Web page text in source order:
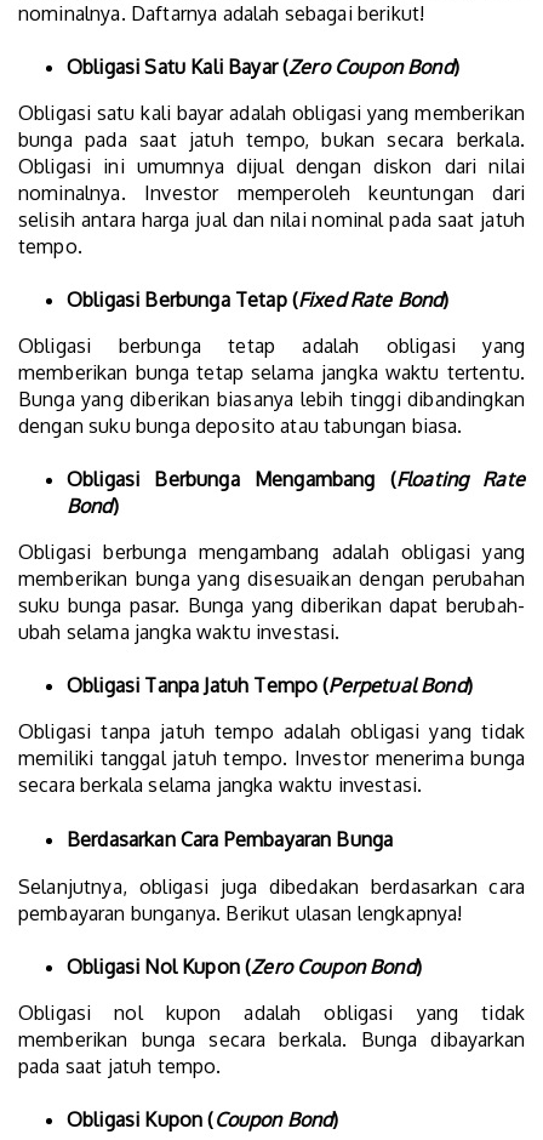
nominalnya. Daftarnya adalah sebagai berikut!
Obligasi Satu Kali Bayar (Zero Coupon Bond)
Obligasi satu kali bayar adalah obligasi yang memberikan
bunga pada saat jatuh tempo, bukan secara berkala.
Obligasi ini umumnya dijual dengan diskon dari nilai
nominalnya. Investor memperoleh keuntungan dari
selisih antara harga jual dan nilai nominal pada saat jatuh
tempo.
Obligasi Berbunga Tetap (Fixed Rate Bond)
Obligasi berbunga tetap adalah obligasi yang
memberikan bunga tetap selama jangka waktu tertentu.
Bunga yang diberikan biasanya lebih tinggi dibandingkan
dengan suku bunga deposito atau tabungan biasa.
Obligasi Berbunga Mengambang (Floating Rate
Bond)
Obligasi berbunga mengambang adalah obligasi yang
memberikan bunga yang disesuaikan dengan perubahan
suku bunga pasar. Bunga yang diberikan dapat berubah-
ubah selama jangka waktu investasi.
Obligasi Tanpa Jatuh Tempo (Perpetual Bond)
Obligasi tanpa jatuh tempo adalah obligasi yang tidak
memiliki tanggal jatuh tempo. Investor menerima bunga
secara berkala selama jangka waktu investasi.
Berdasarkan Cara Pembayaran Bunga
Selanjutnya, obligasi juga dibedakan berdasarkan cara
pembayaran bunganya. Berikut ulasan lengkapnya!
Obligasi Nol Kupon (Zero Coupon Bond)
Obligasi nol kupon adalah obligasi yang tidak
memberikan bunga secara berkala. Bunga dibayarkan
pada saat jatuh tempo.
Obligasi Kupon (Coupon Bond)